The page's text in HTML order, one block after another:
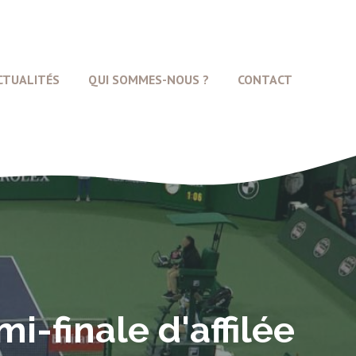
QUI SOMMES-NOUS ? CONTACT
finale d'affilée